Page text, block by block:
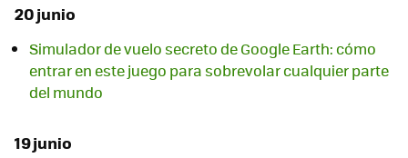
20 junio
Simulador de vuelo secreto de Google Earth: cómo
entrar en este juego para sobrevolar cualquier parte
del mundo
19 junio